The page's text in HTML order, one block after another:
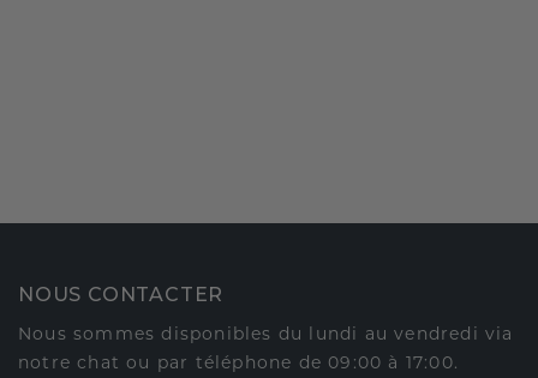
NOUS CONTACTER
Nous sommes disponibles du lundi au vendredi via
notre chat ou par téléphone de 09:00 à 17:00.